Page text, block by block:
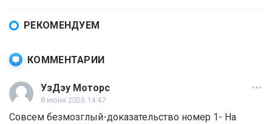
РЕКОМЕНДУЕМ
КОММЕНТАРИИ
УзДэу Моторс
8 июня 2026 14:47
Совсем безмозглый-доказательство номер 1- На